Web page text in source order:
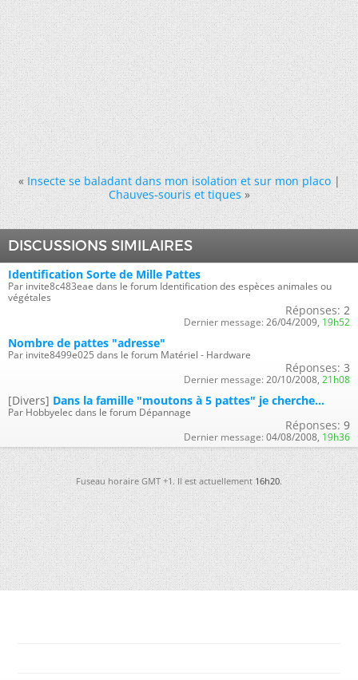
« Insecte se baladant dans mon isolation et sur mon placo|
Chauves-souris et tiques »
DISCUSSIONS SIMILAIRES
Identification Sorte de Mille Pattes
Par invite8c483eae dans le forum Identification des espèces animales ou
végétales
Réponses: 2
Dernier message: 26/04/2009, 19h52
Nombre de pattes "adresse"
Par invite8499e025 dans le forum Matériel - Hardware
Réponses: 3
Dernier message: 20/10/2008, 21h08
[Divers] Dans la famille "moutons à 5 pattes" je cherche...
Par Hobbyelec dans le forum Dépannage
Réponses: 9
Dernier message: 04/08/2008, 19h36
Fuseau horaire GMT +1. Il est actuellement16h20.